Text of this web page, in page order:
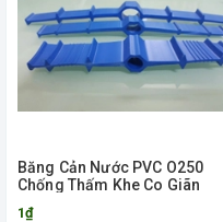
Băng Cản Nước PVC O250
Chống Thấm Khe Co Giãn
1₫